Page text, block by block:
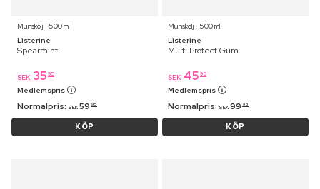
Munskölj ⋅ 500 ml
Listerine
Spearmint
SEK 35 95
Medlemspris
Normalpris: SEK 59 95
KÖP
Munskölj ⋅ 500 ml
Listerine
Multi Protect Gum
SEK 45 95
Medlemspris
Normalpris: SEK 99 95
KÖP